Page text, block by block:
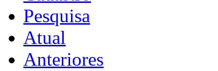
Pesquisa
Atual
Anteriores